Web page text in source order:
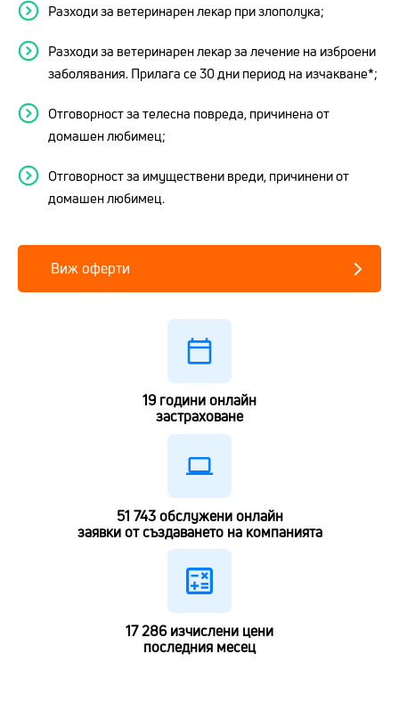
Разходи за ветеринарен лекар при злополука;
Разходи за ветеринарен лекар за лечение на изброени
заболявания. Прилага се 30 дни период на изчакване*;
Отговорност за телесна повреда, причинена от
домашен любимец;
Отговорност за имуществени вреди, причинени от
домашен любимец.
Виж оферти
19 години онлайн
застраховане
51 743обслужени онлайн
заявки от създаването на компанията
17 286изчислени цени
последния месец